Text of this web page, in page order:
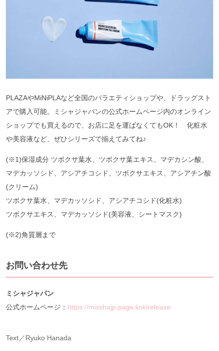
PLAZAやMiNiPLAなど全国のバラエティショップや、ドラッグスト
アで購入可能。ミシャジャパンの公式ホームページ内のオンライン
ショップでも買えるので、お店に足を運ばなくてもOK！ 化粧水
や美容液など、ぜひシリーズで揃えてみてね♪
(※1)保湿成分 ツボクサ葉水、ツボクサ葉エキス、マデカシン酸、
マデカッソシド、アシアチコシド、ツボクサエキス、アシアチン酸
(クリーム)
ツボクサ葉水、マデカッソシド、アシアチコシド(化粧水)
ツボクサエキス、マデカッソシド(美容液、シートマスク)
(※2)角質層まで
お問い合わせ先
ミシャジャパン
公式ホームページ： https://misshajp.page.link/release
Text／Ryuko Hanada